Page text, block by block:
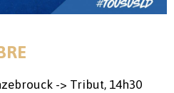
-> Tribut, 14h30